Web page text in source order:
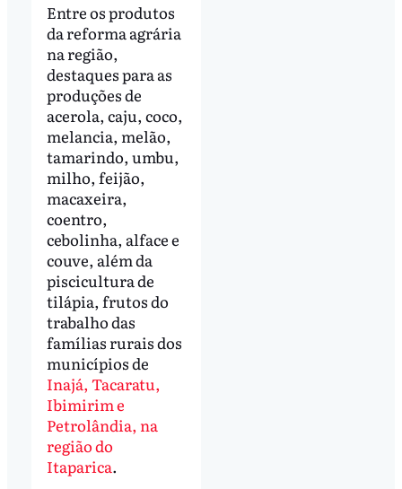
Entre os produtos
da reforma agrária
na região,
destaques para as
produções de
acerola, caju, coco,
melancia, melão,
tamarindo, umbu,
milho, feijão,
macaxeira,
coentro,
cebolinha, alface e
couve, além da
piscicultura de
tilápia, frutos do
trabalho das
famílias rurais dos
municípios de
Inajá, Tacaratu,
Ibimirim e
Petrolândia, na
região do
Itaparica.